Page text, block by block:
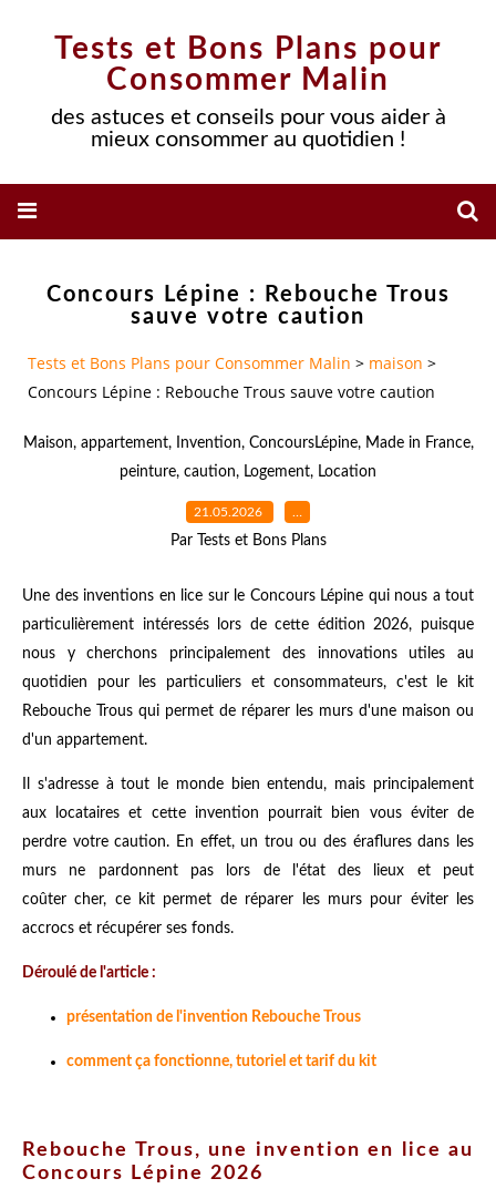
Tests et Bons Plans pour
Consommer Malin
des astuces et conseils pour vous aider à
mieux consommer au quotidien !
Concours Lépine : Rebouche Trous
sauve votre caution
Tests et Bons Plans pour Consommer Malin > maison >
Concours Lépine : Rebouche Trous sauve votre caution
Maison, appartement, Invention, ConcoursLépine, Made in France,
peinture, caution, Logement, Location
21.05.2026 …
Par Tests et Bons Plans
Une des inventions en lice sur le Concours Lépine qui nous a tout
particulièrement intéressés lors de cette édition 2026, puisque
nous y cherchons principalement des innovations utiles au
quotidien pour les particuliers et consommateurs, c'est le kit
Rebouche Trous qui permet de réparer les murs d'une maison ou
d'un appartement.
Il s'adresse à tout le monde bien entendu, mais principalement
aux locataires et cette invention pourrait bien vous éviter de
perdre votre caution. En effet, un trou ou des éraflures dans les
murs ne pardonnent pas lors de l'état des lieux et peut
coûter cher, ce kit permet de réparer les murs pour éviter les
accrocs et récupérer ses fonds.
Déroulé de l'article :
présentation de l'invention Rebouche Trous
comment ça fonctionne, tutoriel et tarif du kit
Rebouche Trous, une invention en lice au
Concours Lépine 2026